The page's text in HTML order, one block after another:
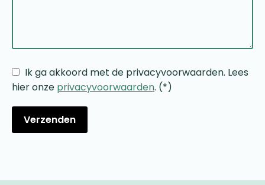
Ik ga akkoord met de privacyvoorwaarden. Lees
hier onze privacyvoorwaarden. (*)